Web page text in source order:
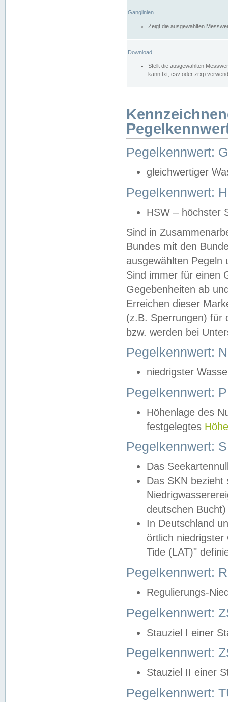
Ganglinien
Zeigt die ausgewählten
Download
Stellt die ausgewählten
kann txt, csv oder zrxp
Pegelkennwert:
gleichwertiger
Pegelkennwert:
HSW – höchster
Sind in
Bundes mit den
ausgewählten
Sind immer für einen
Gegebenheiten ab
Erreichen dieser
(z.B. Sperrungen) für
bzw. werden bei
Pegelkennwert:
niedrigster
Pegelkennwert:
Höhenlage des
festgelegtes
Pegelkennwert:
Das
Das SKN
deutschen
In Deutschland
örtlich
Tide (LAT)"
Pegelkennwert:
Regulierungs-
Pegelkennwert:
Stauziel I einer
Pegelkennwert:
Stauziel II einer
Pegelkennwert: